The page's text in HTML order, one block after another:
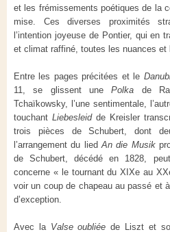
et les frémissements poétiques de la
mise. Ces diverses proximités
l’intention joyeuse de Pontier, qui en
et climat raffiné, toutes les nuances et
Entre les pages précitées et le
11, se glissent unePolka de
Tchaïkowsky, l’une sentimentale,
touchant Liebesleid de Kreisler
trois pièces de Schubert, dont
l’arrangement du lied An die Musik
de Schubert, décédé en 1828,
concerne « le tournant du XIXe au
voir un coup de chapeau au passé et
d’exception.
Avec la Valse oubliée de Liszt et